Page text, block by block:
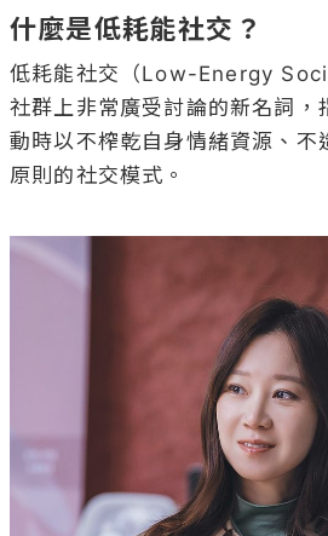
什麼是低耗能社交？
低耗能社交（Low-Energy
社群上非常廣受討論的新名詞，
動時以不榨乾自身情緒資源、不
原則的社交模式。